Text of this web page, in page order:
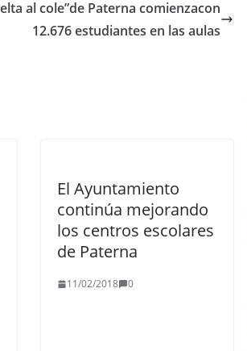
al cole”de Paterna comienzacon
12.676 estudiantes en las aulas
El Ayuntamiento
continúa mejorando
los centros escolares
de Paterna
11/02/2018 0